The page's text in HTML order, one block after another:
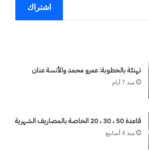
اشتراك
تهنئة بالخطوبة: عمرو محمد والأنسة عنان
منذ 7 أيام
قاعدة 50 ، 30 ، 20 الخاصة بالمصاريف الشهرية
منذ 4 أسابيع